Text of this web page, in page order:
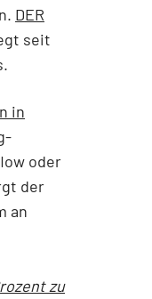
DER
seit
in
oder
der
an
zu